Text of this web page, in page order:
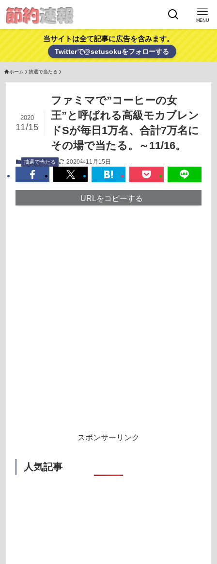
MENU
当サイトは全て記事に広告を含みます。
Twitterで@setusokuをフォローする
ホーム 抽選で当たる
ファミマで”コーヒーの女
王”と呼ばれる高級モカブレン
ドSが毎日1万名、合計7万名に
その場で当たる。～11/16。
2020
11/15
抽選で当たる 2020年11月15日
URLをコピーする
スポンサーリンク
人気記事